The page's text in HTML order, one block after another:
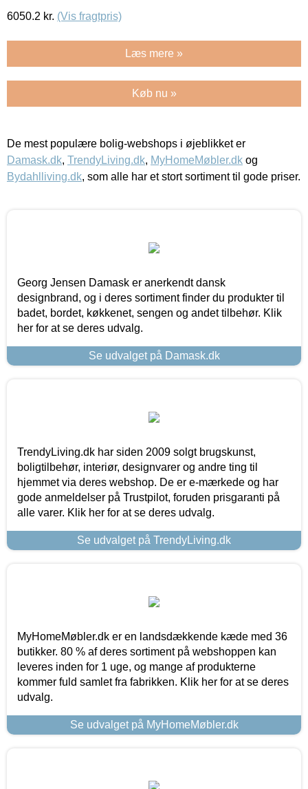
6050.2 kr. (Vis fragtpris)
Læs mere »
Køb nu »
De mest populære bolig-webshops i øjeblikket er
Damask.dk, TrendyLiving.dk, MyHomeMøbler.dk og
Bydahlliving.dk, som alle har et stort sortiment til gode priser.
Georg Jensen Damask er anerkendt dansk
designbrand, og i deres sortiment finder du produkter til
badet, bordet, køkkenet, sengen og andet tilbehør. Klik
her for at se deres udvalg.
Se udvalget på Damask.dk
TrendyLiving.dk har siden 2009 solgt brugskunst,
boligtilbehør, interiør, designvarer og andre ting til
hjemmet via deres webshop. De er e-mærkede og har
gode anmeldelser på Trustpilot, foruden prisgaranti på
alle varer. Klik her for at se deres udvalg.
Se udvalget på TrendyLiving.dk
MyHomeMøbler.dk er en landsdækkende kæde med 36
butikker. 80 % af deres sortiment på webshoppen kan
leveres inden for 1 uge, og mange af produkterne
kommer fuld samlet fra fabrikken. Klik her for at se deres
udvalg.
Se udvalget på MyHomeMøbler.dk